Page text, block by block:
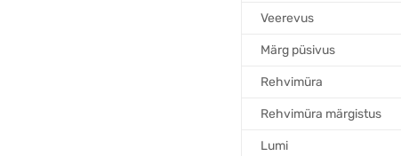
Veerevus
Märg püsivus
Rehvimüra
Rehvimüra märgistus
Lumi